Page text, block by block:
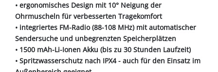
• ergonomisches Design mit 10° Neigung der
Ohrmuscheln für verbesserten Tragekomfort
• integriertes FM-Radio (88-108 MHz) mit automatischer
Sendersuche und unbegrenzten Speicherplätzen
• 1500 mAh-Li-Ionen Akku (bis zu 30 Stunden Laufzeit)
• Spritzwasserschutz nach IPX4 - auch für den Einsatz im